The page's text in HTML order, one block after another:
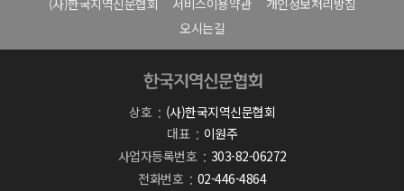
(사)한국지역신문협회 서비스이용약관
개인정보처리방침
오시는길
상호
(사)한국지역신문협회
대표
이원주
사업자등록번호
303-82-06272
전화번호
02-446-4864